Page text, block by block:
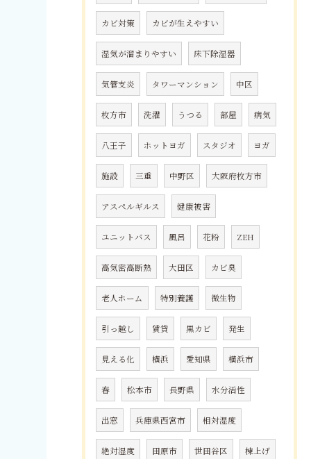
カビ対策 カビが生えやすい
湿気が溜まりやすい 床下除湿器
気管支炎 タワーマンション 中区
枚方市 洗濯 うつる 部屋 病気
八王子 ホットヨガ スタジオ ヨガ
施設 三重 中野区 大阪府枚方市
アスペルギルス 健康被害
ユニットバス 風呂 花粉 ZEH
高気密高断熱 大田区 カビ臭
老人ホーム 特別養護 微生物
引っ越し 賃貸 黒カビ 発生
見える化 横浜 愛知県 横浜市
春 松本市 長野県 水分活性
出窓 兵庫県西宮市 相対湿度
絶対湿度 田原市 世田谷区 棟上げ